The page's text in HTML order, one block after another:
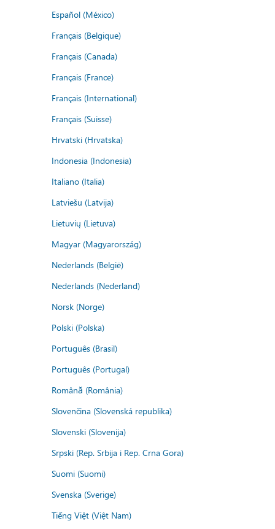
Español (México)
Français (Belgique)
Français (Canada)
Français (France)
Français (International)
Français (Suisse)
Hrvatski (Hrvatska)
Indonesia (Indonesia)
Italiano (Italia)
Latviešu (Latvija)
Lietuvių (Lietuva)
Magyar (Magyarország)
Nederlands (België)
Nederlands (Nederland)
Norsk (Norge)
Polski (Polska)
Português (Brasil)
Português (Portugal)
Română (România)
Slovenčina (Slovenská republika)
Slovenski (Slovenija)
Srpski (Rep. Srbija i Rep. Crna Gora)
Suomi (Suomi)
Svenska (Sverige)
Tiếng Việt (Việt Nam)